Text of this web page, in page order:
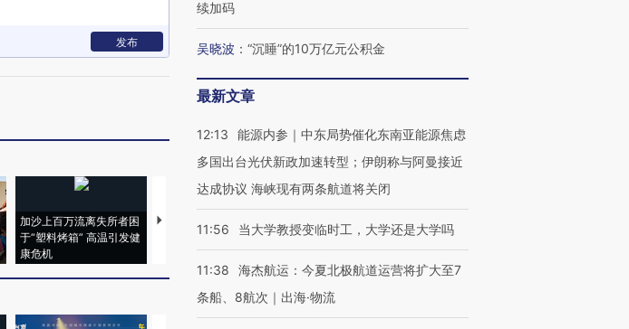
发布
加沙上百万流离失所者困
于“塑料烤箱” 高温引发健
康危机
视线｜HYROX的吸金
术：是什么让中产们甘
心“花钱找虐”？
马航飞行员跨国走私7万
粒摇头丸 尿检体内含3种
毒品
视线｜被称为“蟑螂”的印
度Z世代 用街头抗争将教
育部长拱下台
续加码
吴晓波 ： “沉睡”的10万亿元公积金
最新文章
12:13
能源内参｜中东局势催化东南亚能源焦虑
多国出台光伏新政加速转型；伊朗称与阿曼接近
达成协议 海峡现有两条航道将关闭
11:56 当大学教授变临时工，大学还是大学吗
11:38
海杰航运：今夏北极航道运营将扩大至7
条船、8航次｜出海·物流